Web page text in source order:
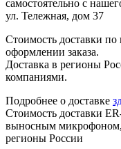
самостоятельно с
ул. Тележная, дом 37
Стоимость доставки по
оформлении заказа.
Доставка в регионы
компаниями.
Подробнее о доставке
Стоимость доставки
выносным микрофоном,
регионы России